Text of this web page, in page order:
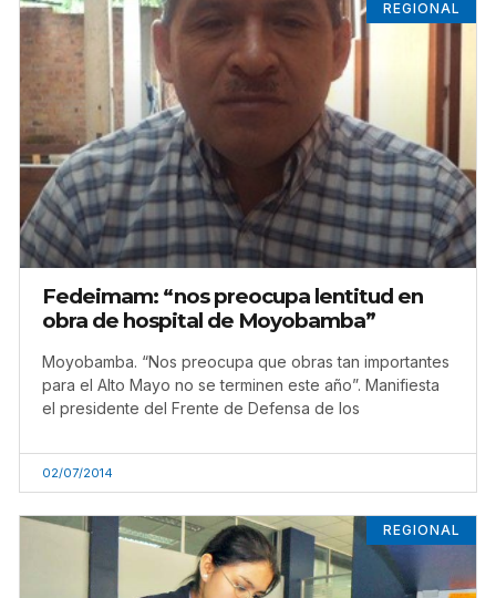
REGIONAL
Fedeimam: “nos preocupa lentitud en
obra de hospital de Moyobamba”
Moyobamba. “Nos preocupa que obras tan importantes
para el Alto Mayo no se terminen este año”. Manifiesta
el presidente del Frente de Defensa de los
02/07/2014
REGIONAL